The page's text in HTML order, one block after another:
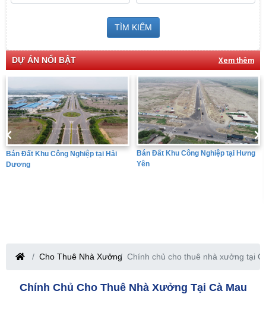
TÌM KIẾM
DỰ ÁN NỔI BẬT Xem thêm
Bán Đất Khu Công Nghiệp tại Hải
Dương
Bán Đất Khu Công Nghiệp tại Hưng
Yên
Cho Thuê Nhà Xưởng Chính chủ cho thuê nhà xưởng tại
Chính Chủ Cho Thuê Nhà Xưởng Tại Cà Mau